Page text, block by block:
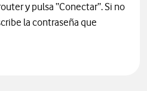
y pulsa “Conectar”. Si no
la contraseña que
wifi tus equipos al router